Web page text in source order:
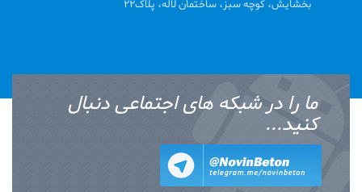
بخشایش، کوچه سبز، ساختمان لاله، پلاک22
ما را در شبکه های اجتماعی دنبال
کنید...